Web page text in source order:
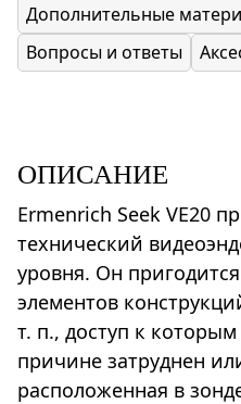
Дополнительные
Вопросы и ответы
ОПИСАНИЕ
Ermenrich Seek VE20
технический
уровня. Он
элементов
т. п., доступ к
причине затруднен
расположенная в